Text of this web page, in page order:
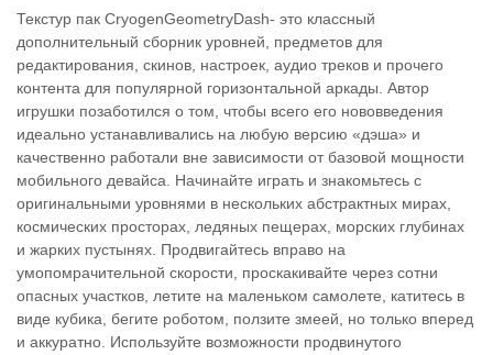
Текстур пак CryogenGeometryDash- это классный
дополнительный сборник уровней, предметов для
редактирования, скинов, настроек, аудио треков и прочего
контента для популярной горизонтальной аркады. Автор
игрушки позаботился о том, чтобы всего его нововведения
идеально устанавливались на любую версию «дэша» и
качественно работали вне зависимости от базовой мощности
мобильного девайса. Начинайте играть и знакомьтесь с
оригинальными уровнями в нескольких абстрактных мирах,
космических просторах, ледяных пещерах, морских глубинах
и жарких пустынях. Продвигайтесь вправо на
умопомрачительной скорости, проскакивайте через сотни
опасных участков, летите на маленьком самолете, катитесь в
виде кубика, бегите роботом, ползите змеей, но только вперед
и аккуратно. Используйте возможности продвинутого